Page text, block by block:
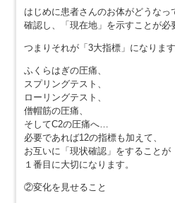
はじめに患者さんのお体がどうなっ
確認し、「現在地」を示すことが必
つまりそれが「3大指標」になります
ふくらはぎの圧痛、
スプリングテスト、
ローリングテスト、
僧帽筋の圧痛、
そしてC2の圧痛へ…
必要であれば12の指標も加えて、
お互いに「現状確認」をすることが
１番目に大切になります。
②変化を見せること